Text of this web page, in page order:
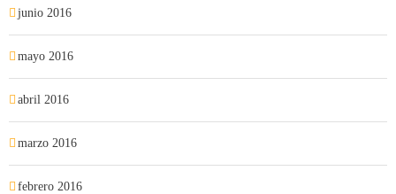
junio 2016
mayo 2016
abril 2016
marzo 2016
febrero 2016